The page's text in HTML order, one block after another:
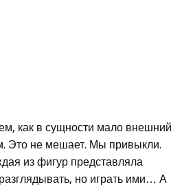
как в сущности мало внешний
Это не мешает. Мы привыкли.
из фигур представляла
но играть ими… А